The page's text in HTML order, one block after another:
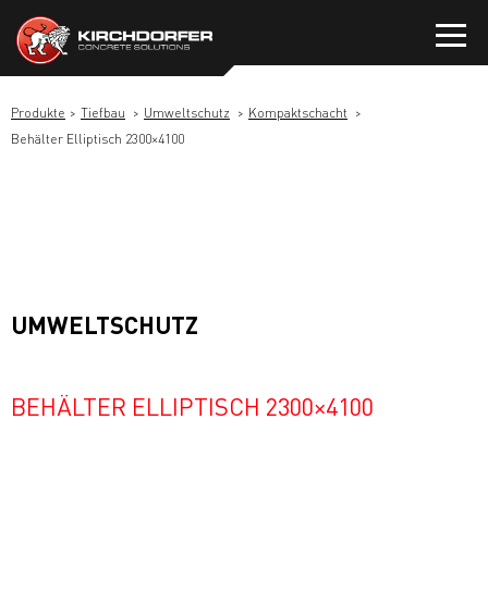
Inhalt
springen
Produkte Tiefbau Umweltschutz
Kompaktschacht
Behälter Elliptisch 2300×4100
UMWELTSCHUTZ
BEHÄLTER ELLIPTISCH 2300×4100